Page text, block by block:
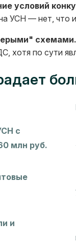
условий
УСН — нет, что
схемами.
хотя по сути
с
млн руб.
и